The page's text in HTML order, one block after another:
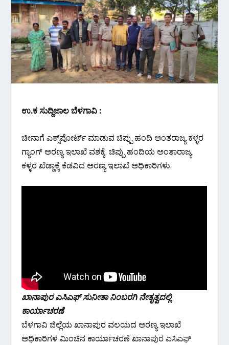
ಉ.ಕ‌ ಸುದ್ದಿಜಾಲ ಬೆಳಗಾವಿ :
ಚೀನಾಗೆ ಎಕ್ಸ್‌ಪೋರ್ಟ್ ಮಾಡುವ ಚಿಪ್ಪು ಹಂದಿ ಅಂತರಾಜ್ಯ ಕಳ್ಳರ
ಗ್ಯಾಂಗ್ ಅರಣ್ಯ ಇಲಾಖೆ ವಶಕ್ಕೆ. ಚಿಪ್ಪು ಹಂದಿಯ ಅಂತಾರಾಜ್ಯ
ಕಳ್ಳರ ಖೆಡ್ಡಾಕ್ಕೆ ಕೆಡವಿದ ಅರಣ್ಯ ಇಲಾಖೆ ಅಧಿಕಾರಿಗಳು.
ಖಾನಾಪುರ‌ ಎಸಿಎಫ್ ಸುನೀತಾ ನಿಂಬರಗಿ ನೇತೃತ್ವದಲ್ಲಿ
‌ಕಾರ್ಯಾಚರಣೆ
ಬೆಳಗಾವಿ ಜಿಲ್ಲೆಯ ಖಾನಾಪುರ ವಲಯದ ಅರಣ್ಯ ಇಲಾಖೆ
ಅಧಿಕಾರಿಗಳ ಮಿಂಚಿನ ಕಾರ್ಯಾಚರಣೆ ಖಾನಾಪುರ‌ ಎಸಿಎಫ್